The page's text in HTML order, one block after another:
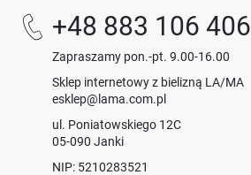
+48 883 106 406
Zapraszamy pon.-pt. 9.00-16.00
Sklep internetowy z bielizną LA/MA
esklep@lama.com.pl
ul. Poniatowskiego 12C
05-090 Janki
NIP: 5210283521